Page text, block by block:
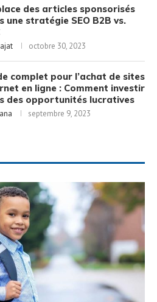
des articles sponsorisés
une stratégie SEO B2B vs.
octobre 30, 2023
complet pour l’achat de sites
en ligne : Comment investir
des opportunités lucratives
septembre 9, 2023